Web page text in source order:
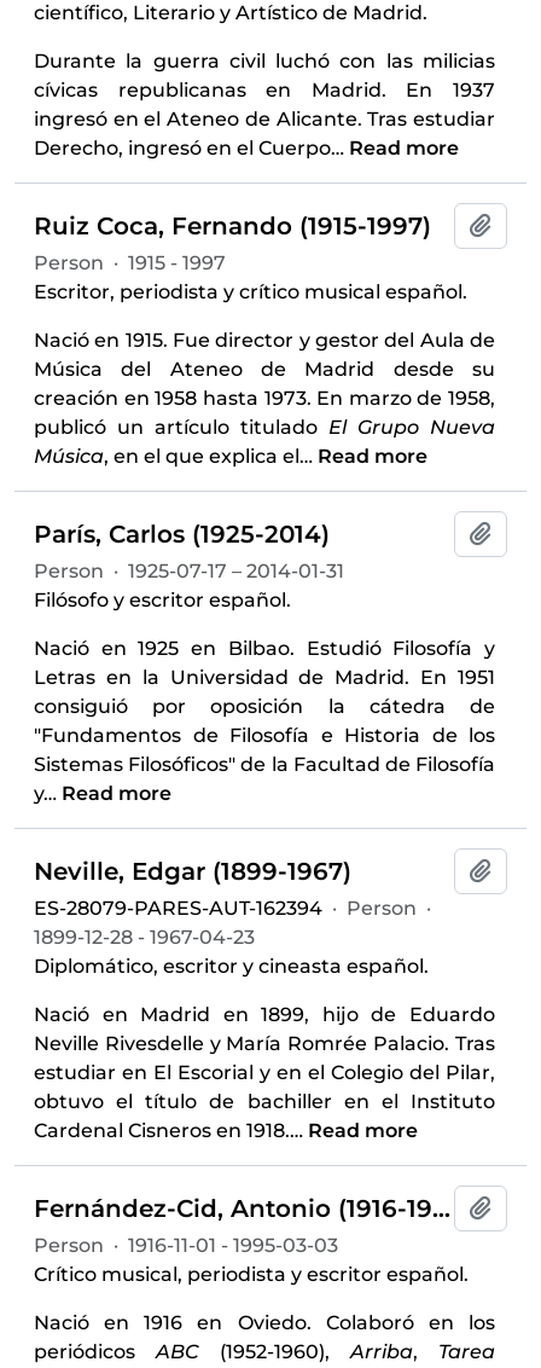
científico, Literario y Artístico de Madrid.
Durante la guerra civil luchó con las milicias
cívicas republicanas en Madrid. En 1937
ingresó en el Ateneo de Alicante. Tras estudiar
Derecho, ingresó en el Cuerpo… Read more
Ruiz Coca, Fernando (1915-1997)
Person · 1915 - 1997
Escritor, periodista y crítico musical español.
Nació en 1915. Fue director y gestor del Aula de
Música del Ateneo de Madrid desde su
creación en 1958 hasta 1973. En marzo de 1958,
publicó un artículo titulado El Grupo Nueva
Música, en el que explica el… Read more
París, Carlos (1925-2014)
Person · 1925-07-17 – 2014-01-31
Filósofo y escritor español.
Nació en 1925 en Bilbao. Estudió Filosofía y
Letras en la Universidad de Madrid. En 1951
consiguió por oposición la cátedra de
"Fundamentos de Filosofía e Historia de los
Sistemas Filosóficos" de la Facultad de Filosofía
y… Read more
Neville, Edgar (1899-1967)
ES-28079-PARES-AUT-162394 · Person ·
1899-12-28 - 1967-04-23
Diplomático, escritor y cineasta español.
Nació en Madrid en 1899, hijo de Eduardo
Neville Rivesdelle y María Romrée Palacio. Tras
estudiar en El Escorial y en el Colegio del Pilar,
obtuvo el título de bachiller en el Instituto
Cardenal Cisneros en 1918.… Read more
Fernández-Cid, Antonio (1916-1995)
Person · 1916-11-01 - 1995-03-03
Crítico musical, periodista y escritor español.
Nació en 1916 en Oviedo. Colaboró en los
periódicosABC (1952-1960), Arriba, Tarea